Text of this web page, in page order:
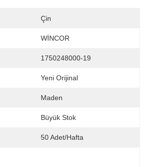
Çin
WİNCOR
1750248000-19
Yeni Orijinal
Maden
Büyük Stok
50 Adet/hafta